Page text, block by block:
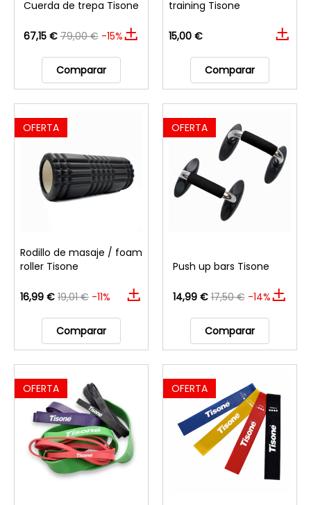
Cuerda de trepa Tisone
67,15 € 79,00 € -15%
Comparar
training Tisone
15,00 €
Comparar
OFERTA
Rodillo de masaje / foam
roller Tisone
16,99 € 19,01 € -11%
Comparar
OFERTA
Push up bars Tisone
14,99 € 17,50 € -14%
Comparar
OFERTA OFERTA